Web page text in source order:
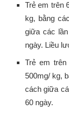
Trẻ em trên
kg, bằng
giữa các
ngày. Liều
Trẻ em
500mg/ kg,
cách giữa
60 ngày.